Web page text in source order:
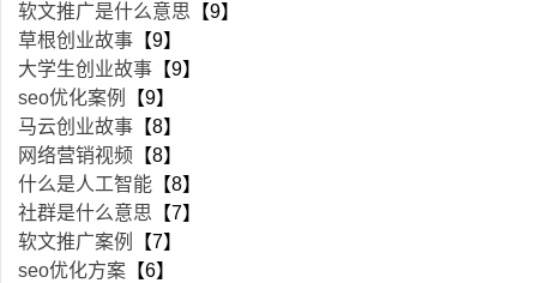
软文推广是什么意思 【9】
草根创业故事 【9】
大学生创业故事 【9】
seo优化案例
【9】
马云创业故事 【8】
网络营销视频 【8】
什么是人工智能 【8】
社群是什么意思 【7】
软文推广案例
【7】
seo优化方案 【6】